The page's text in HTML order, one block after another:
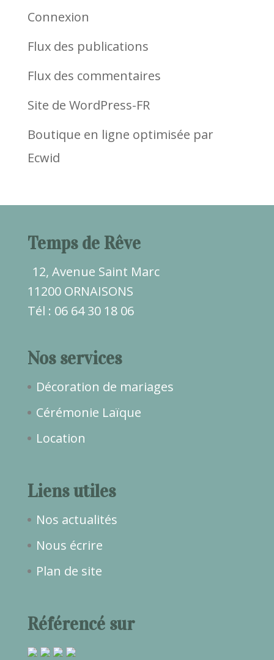
Connexion
Flux des publications
Flux des commentaires
Site de WordPress-FR
Boutique en ligne optimisée par
Ecwid
Temps de Rêve
12, Avenue Saint Marc
11200 ORNAISONS
Tél : 06 64 30 18 06
Nos services
Décoration de mariages
Cérémonie Laïque
Location
Liens utiles
Nos actualités
Nous écrire
Plan de site
Référencé sur